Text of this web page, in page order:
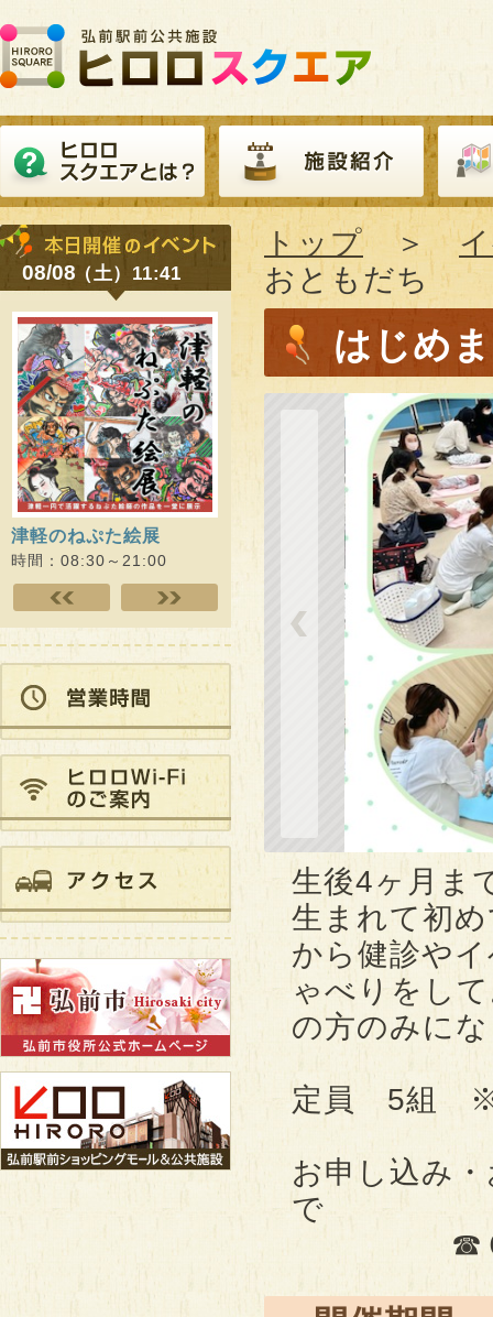
トップ＞
おともだち
はじめ
生後4ヶ月ま
生まれて初
から健診や
ゃべりをし
の方のみに
定員 5組 ※
お申し込み
で
☎０１７
08/08（土）11:41
津軽のねぷた絵展
時間：08:30～21:00
ひろさき演劇未来プロジ
ェクト ヒロロde…
時間：09:00～21:00
Dr.タ
スアカ
時間：